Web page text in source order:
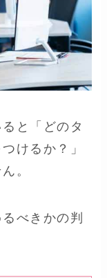
と「どのタ
けるか？」
。
べきかの判